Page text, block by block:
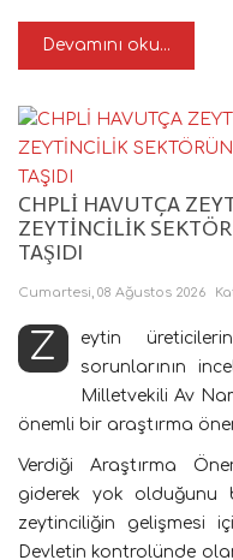
Devamını oku...
CHPLİ HAVUTÇA
ZEYTİNCİLİK
TAŞIDI
Cumartesi, 08 Ağustos 2026
Zeytin üreticilerinin ve zeytincilik sektörünün
sorunlarının
Milletvekili Av
önemli bir araştırma
Verdiği Araştırma
giderek yok olduğunu
zeytinciliğin gelişmesi
Devletin kontrolünde